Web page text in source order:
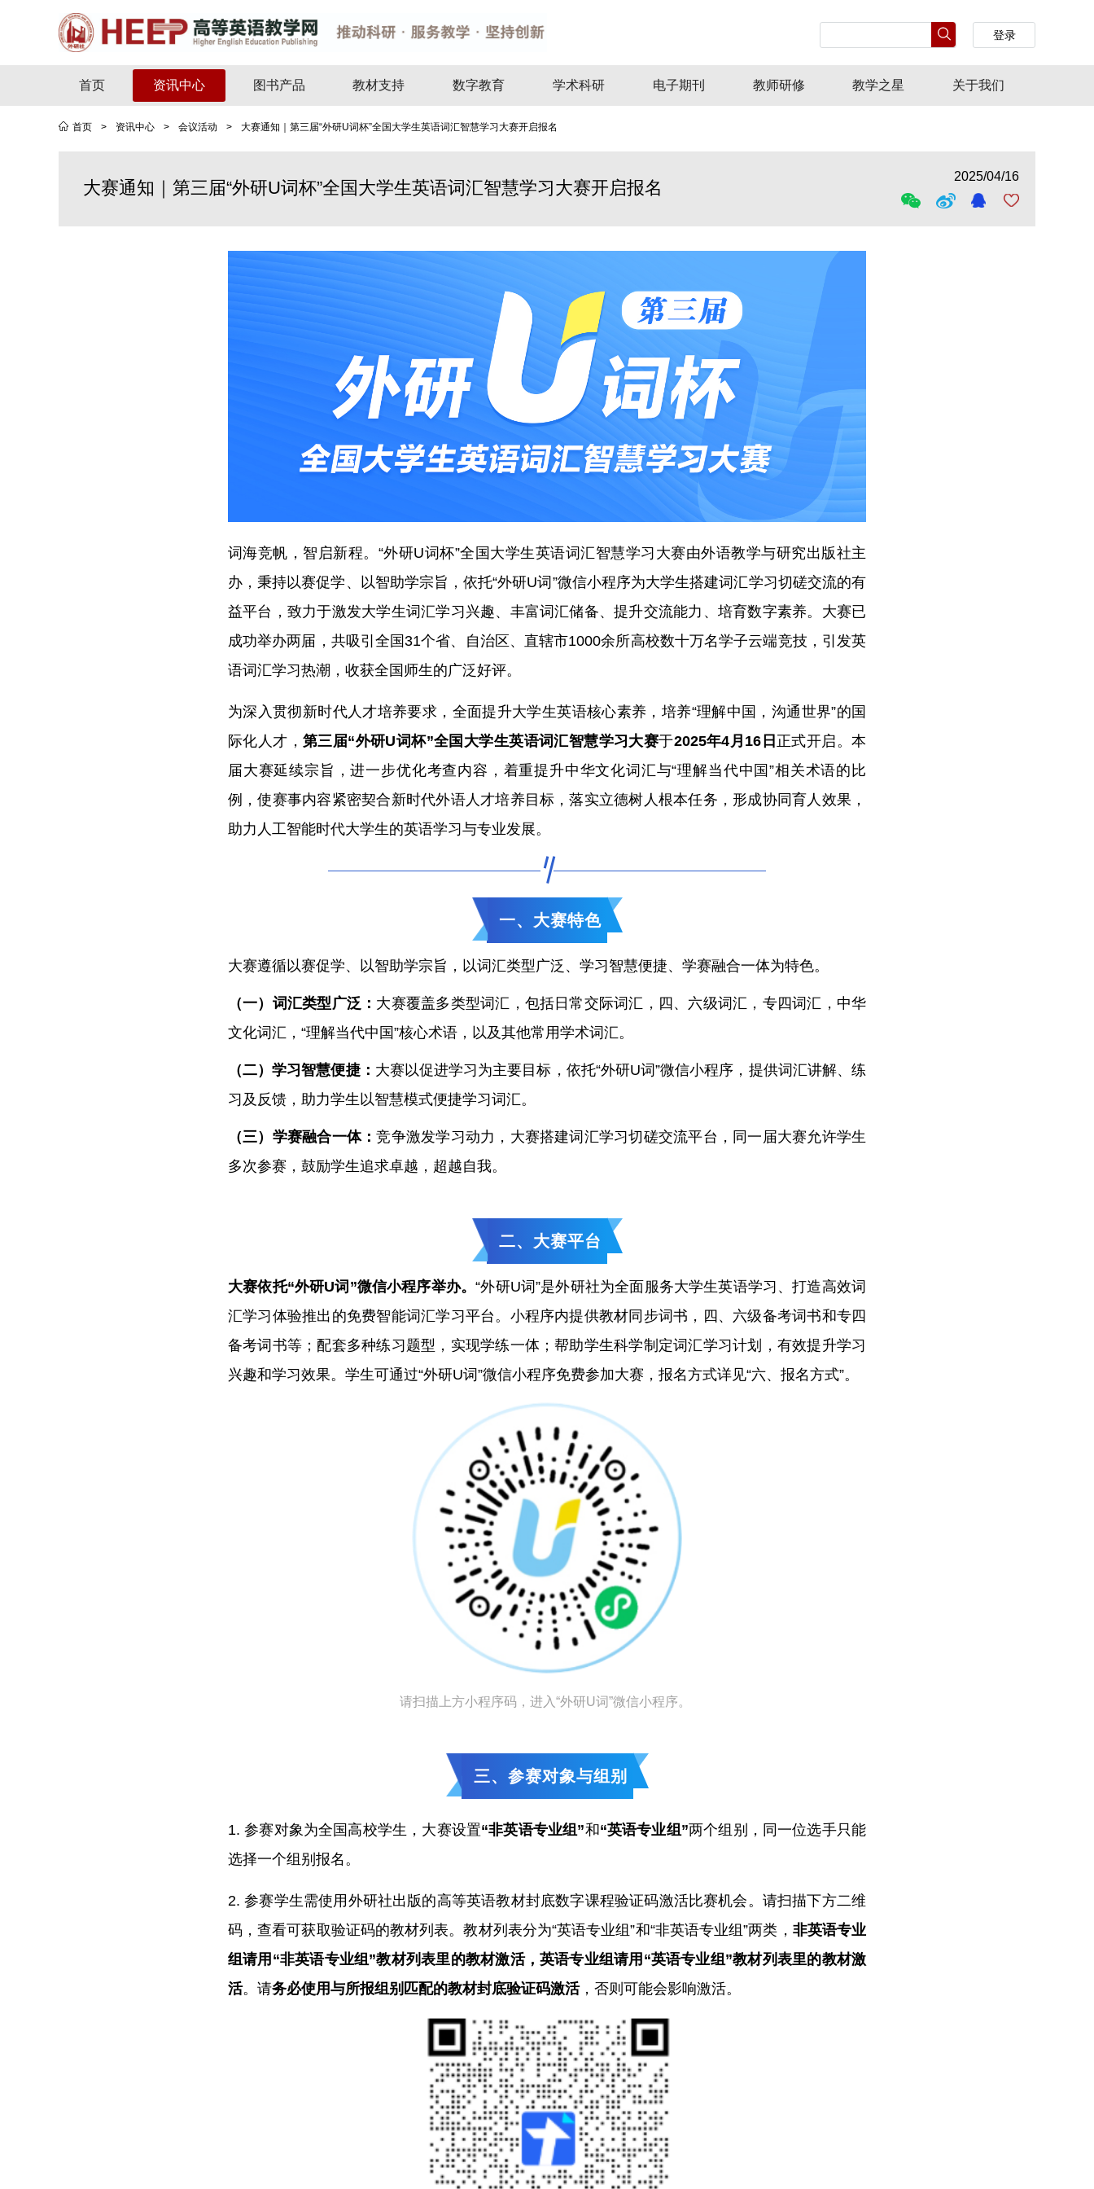
登录
首页 资讯中心 图书产品 教材支持 数字教育 学术科研 电子期刊 教师研修 教学之星 关于我们
首页 > 资讯中心 > 会议活动 > 大赛通知｜第三届“外研U词杯”全国大学生英语词汇智慧学习大赛开启报名
大赛通知｜第三届“外研U词杯”全国大学生英语词汇智慧学习大赛开启报名
2025/04/16
词海竞帆，智启新程。“外研U词杯”全国大学生英语词汇智慧学习大赛由外语教学与研究出版社主
办，秉持以赛促学、以智助学宗旨，依托“外研U词”微信小程序为大学生搭建词汇学习切磋交流的有
益平台，致力于激发大学生词汇学习兴趣、丰富词汇储备、提升交流能力、培育数字素养。大赛已
成功举办两届，共吸引全国31个省、自治区、直辖市1000余所高校数十万名学子云端竞技，引发英
语词汇学习热潮，收获全国师生的广泛好评。
为深入贯彻新时代人才培养要求，全面提升大学生英语核心素养，培养“理解中国，沟通世界”的国
际化人才，第三届“外研U词杯”全国大学生英语词汇智慧学习大赛于2025年4月16日 正式开启。本
届大赛延续宗旨，进一步优化考查内容，着重提升中华文化词汇与“理解当代中国”相关术语的比
例，使赛事内容紧密契合新时代外语人才培养目标，落实立德树人根本任务，形成协同育人效果，
助力人工智能时代大学生的英语学习与专业发展。
一、大赛特色
大赛遵循以赛促学、以智助学宗旨，以词汇类型广泛、学习智慧便捷、学赛融合一体为特色。
（一）词汇类型广泛： 大赛覆盖多类型词汇，包括日常交际词汇，四、六级词汇，专四词汇，中华
文化词汇，“理解当代中国”核心术语，以及其他常用学术词汇。
（二）学习智慧便捷： 大赛以促进学习为主要目标，依托“外研U词”微信小程序，提供词汇讲解、练
习及反馈，助力学生以智慧模式便捷学习词汇。
（三）学赛融合一体：竞争激发学习动力，大赛搭建词汇学习切磋交流平台，同一届大赛允许学生
多次参赛，鼓励学生追求卓越，超越自我。
二、大赛平台
大赛依托“外研U词”微信小程序举办。“外研U词”是外研社为全面服务大学生英语学习、打造高效词
汇学习体验推出的免费智能词汇学习平台。小程序内提供教材同步词书，四、六级备考词书和专四
备考词书等；配套多种练习题型，实现学练一体；帮助学生科学制定词汇学习计划，有效提升学习
兴趣和学习效果。学生可通过“外研U词”微信小程序免费参加大赛，报名方式详见“六、报名方式”。
请扫描上方小程序码，进入“外研U词”微信小程序。
三、参赛对象与组别
1. 参赛对象为全国高校学生，大赛设置“非英语专业组”和“英语专业组”两个组别，同一位选手只能
选择一个组别报名。
2. 参赛学生需使用外研社出版的高等英语教材封底数字课程验证码激活比赛机会。请扫描下方二维
码，查看可获取验证码的教材列表。教材列表分为“英语专业组”和“非英语专业组”两类， 非英语专业
组请用“非英语专业组”教材列表里的教材激活，英语专业组请用“英语专业组”教材列表里的教材激
活。请务必使用与所报组别匹配的教材封底验证码激活，否则可能会影响激活。